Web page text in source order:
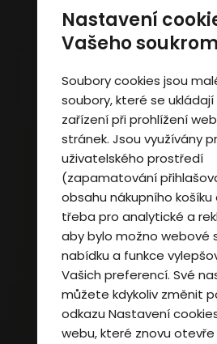
Nastavení
Vašeho
Soubory cookies jsou
soubory, které se
zařízení při prohlížení
stránek. Jsou využívány
uživatelského prostředí
(zapamatování
obsahu nákupního
třeba pro analytické a
aby bylo možno webové
nabídku a funkce
Vašich preferencí. Své
můžete kdykoliv změnit
odkazu Nastavení
webu, které znovu